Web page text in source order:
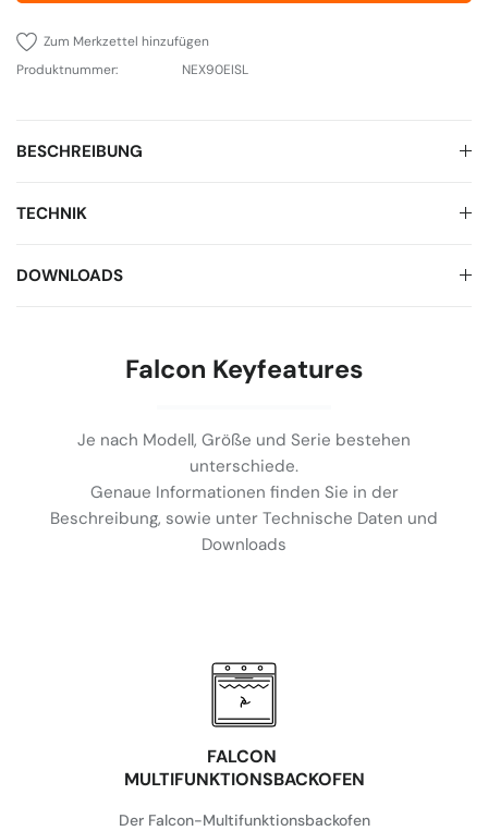
Zum Merkzettel hinzufügen
Produktnummer:
NEX90EISL
BESCHREIBUNG
TECHNIK
DOWNLOADS
Falcon Keyfeatures
Je nach Modell, Größe und Serie bestehen
unterschiede.
Genaue Informationen finden Sie in der
Beschreibung, sowie unter Technische Daten und
Downloads
FALCON
MULTIFUNKTIONSBACKOFEN
Der Falcon-Multifunktionsbackofen